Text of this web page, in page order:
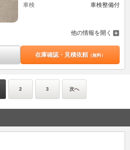
車検
車検整備付
他の情報を開く
在庫確認・見積依頼（無料）
2 3 次へ